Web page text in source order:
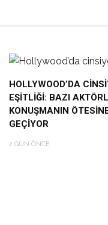
HOLLYWOOD’DA
EŞITLIĞI: BAZI
KONUŞMANIN
GEÇIYOR
2 GÜN ÖNCE